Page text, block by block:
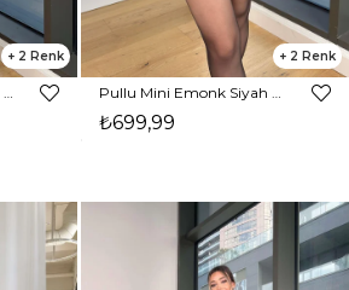
2 2
₺699,99